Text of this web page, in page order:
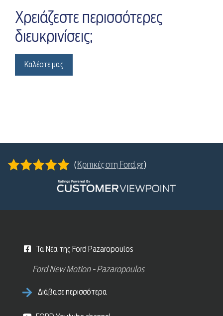
Χρειάζεστε περισσότερες
διευκρινίσεις;
Καλέστε μας
(Κριτικές στη Ford.gr)
Τα Νέα της Ford Pazaropoulos
Ford New Motion - Pazaropoulos
Διάβασε περισσότερα